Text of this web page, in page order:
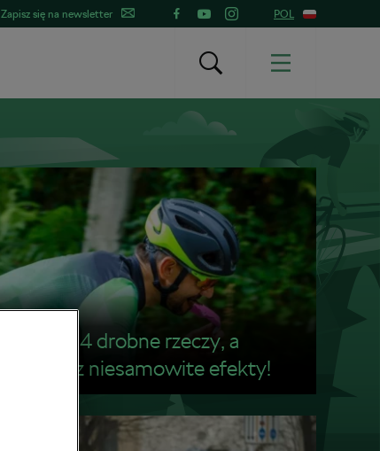
Zapisz się na newsletter POL
Zmień te 4 drobne rzeczy, a
zobaczysz niesamowite efekty!